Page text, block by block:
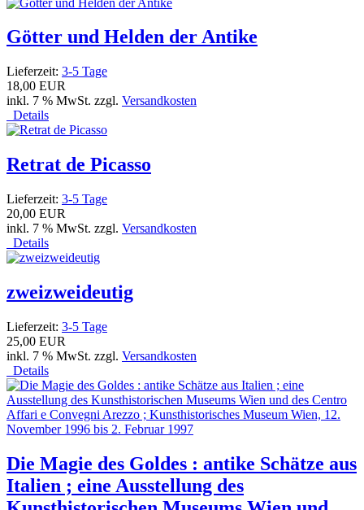
Götter und Helden der Antike
Lieferzeit: 3-5 Tage
18,00 EUR
inkl. 7 % MwSt. zzgl. Versandkosten
Details
Retrat de Picasso
Lieferzeit: 3-5 Tage
20,00 EUR
inkl. 7 % MwSt. zzgl. Versandkosten
Details
zweizweideutig
Lieferzeit: 3-5 Tage
25,00 EUR
inkl. 7 % MwSt. zzgl. Versandkosten
Details
Die Magie des Goldes : antike Schätze aus
Italien ; eine Ausstellung des